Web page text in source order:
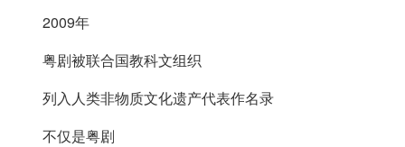
2009年
粤剧被联合国教科文组织
列入人类非物质文化遗产代表作名录
不仅是粤剧